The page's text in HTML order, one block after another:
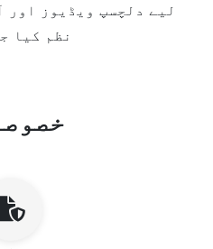
لیے دلچسپ ویڈیوز اور
نظم کیا